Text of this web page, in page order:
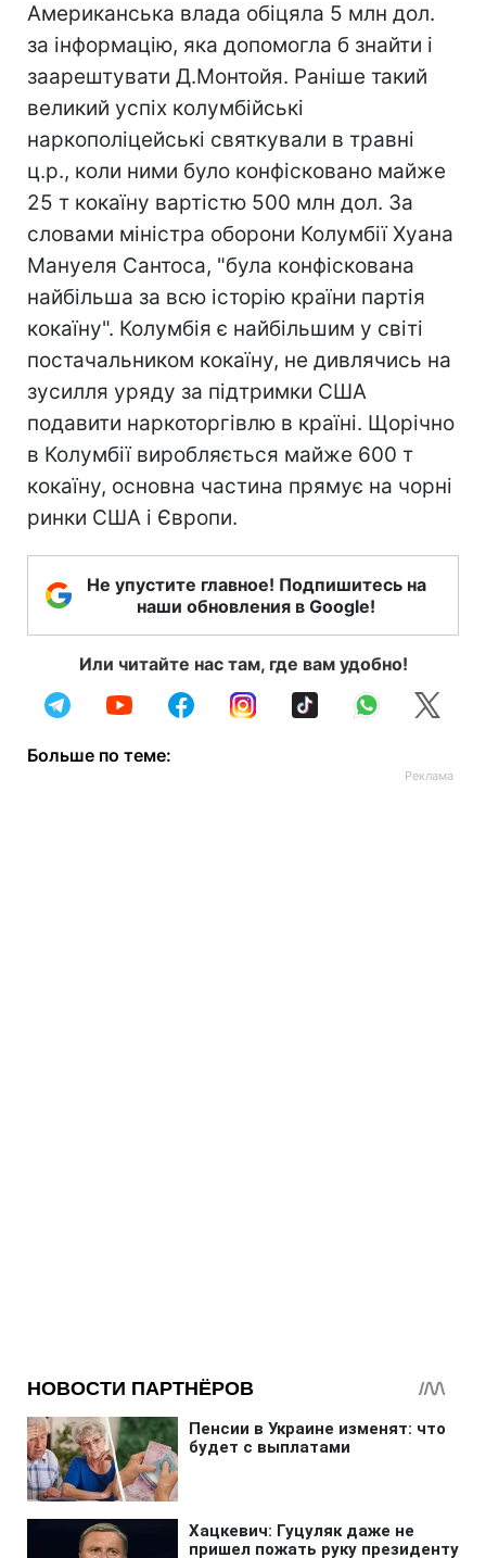
Американська влада обіцяла 5 млн дол.
за інформацію, яка допомогла б знайти і
заарештувати Д.Монтойя. Раніше такий
великий успіх колумбійські
наркополіцейські святкували в травні
ц.р., коли ними було конфісковано майже
25 т кокаїну вартістю 500 млн дол. За
словами міністра оборони Колумбії Хуана
Мануеля Сантоса, "була конфіскована
найбільша за всю історію країни партія
кокаїну". Колумбія є найбільшим у світі
постачальником кокаїну, не дивлячись на
зусилля уряду за підтримки США
подавити наркоторгівлю в країні. Щорічно
в Колумбії виробляється майже 600 т
кокаїну, основна частина прямує на чорні
ринки США і Європи.
Не упустите главное! Подпишитесь на
наши обновления в Google!
Или читайте нас там, где вам удобно!
Больше по теме: